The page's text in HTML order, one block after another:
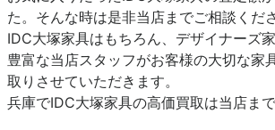
た。そんな時は是非当店までご相談くださ
IDC大塚家具はもちろん、デザイナーズ
豊富な当店スタッフがお客様の大切な家
取りさせていただきます。
兵庫でIDC大塚家具の高価買取は当店まで